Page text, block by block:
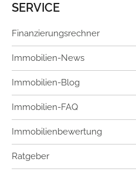
SERVICE
Finanzierungsrechner
Immobilien-News
Immobilien-Blog
Immobilien-FAQ
Immobilienbewertung
Ratgeber